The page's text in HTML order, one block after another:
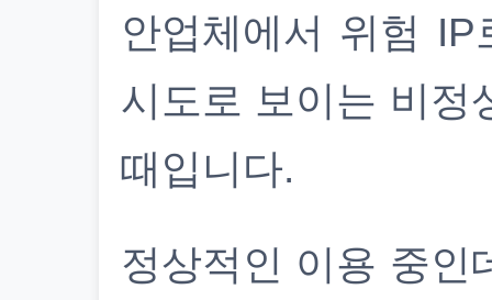
안업체에서 위험
시도로 보이는 비정
때입니다.
정상적인 이용 중인